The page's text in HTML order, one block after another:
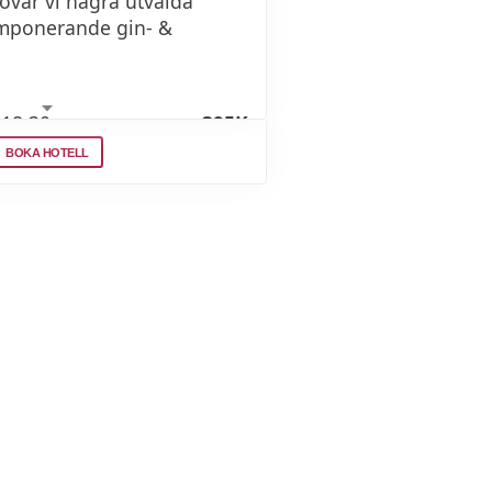
gin- &
395Kr
vi några utvalda
BOKA HOTELL